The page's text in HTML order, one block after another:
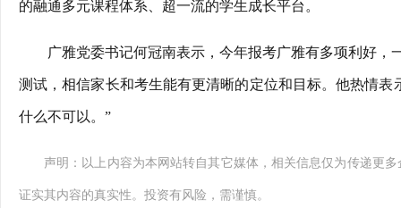
的融通多元课程体系、超一流的学生成长平台。
广雅党委书记何冠南表示，今年报考广雅有多项利好
测试，相信家长和考生能有更清晰的定位和目标。他热情
什么不可以。”
声明：以上内容为本网站转自其它媒体，相关信息仅为传递更
证实其内容的真实性。投资有风险，需谨慎。